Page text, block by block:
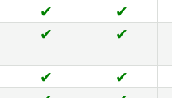
✔
✔
✔ ✔
✔
✔